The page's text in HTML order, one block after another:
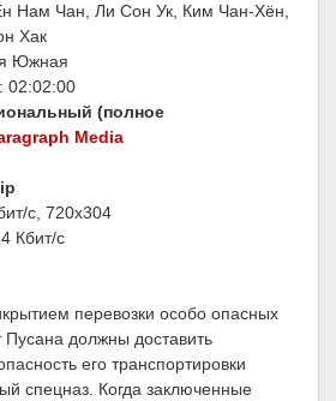
Нам Чан, Ли Сон Ук, Ким Чан-Хён,
Хак
Южная
02:02:00
(полное
Media
с, 720x304
Кбит/с
перевозки особо опасных
Пусана должны доставить
его транспортировки
спецназ. Когда заключенные